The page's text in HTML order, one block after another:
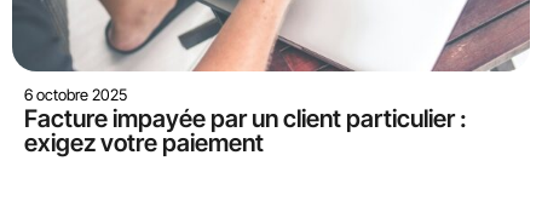
6 octobre 2025
Facture impayée par un client particulier :
exigez votre paiement